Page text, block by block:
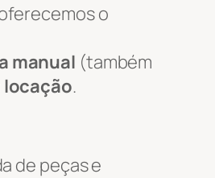
o
manual (também
locação.
de peças e